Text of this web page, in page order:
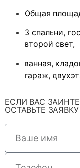
Общая
3 спальни,
второй свет,
ванная,
гараж,
ЕСЛИ ВАС
ОСТАВЬТЕ